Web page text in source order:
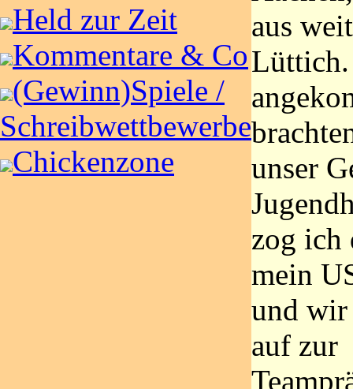
Held zur Zeit
Kommentare & Co
(Gewinn)Spiele /
Schreibwettbewerbe
Chickenzone
aus
unser
zog ich
mein
und wir
auf zur